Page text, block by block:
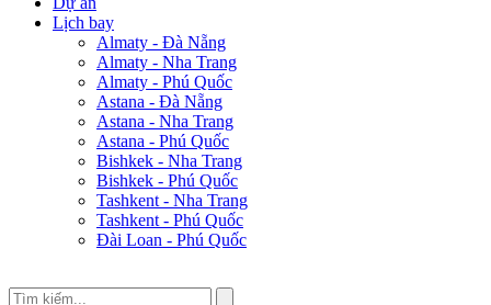
Lịch bay
Almaty - Đà Nẵng
Almaty - Nha Trang
Almaty - Phú Quốc
Astana - Đà Nẵng
Astana - Nha Trang
Astana - Phú Quốc
Bishkek - Nha Trang
Bishkek - Phú Quốc
Tashkent - Nha Trang
Tashkent - Phú Quốc
Đài Loan - Phú Quốc